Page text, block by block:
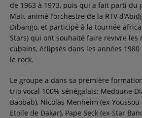
Contact
Contact
Régie Publicitaire
Fréquences
de 1963 à 1973, puis qui a fait parti du
Mali, animé l’orchestre de la RTV
Dibango, et participé à la tournée
Stars) qui ont souhaité faire revivre les
cubains, éclipsés dans les années
le rock.
Le groupe a dans sa première
trio vocal 100% sénégalais: Medoune
Baobab), Nicolas Menheim (ex-
Etoile de Dakar), Pape Seck (ex-Star